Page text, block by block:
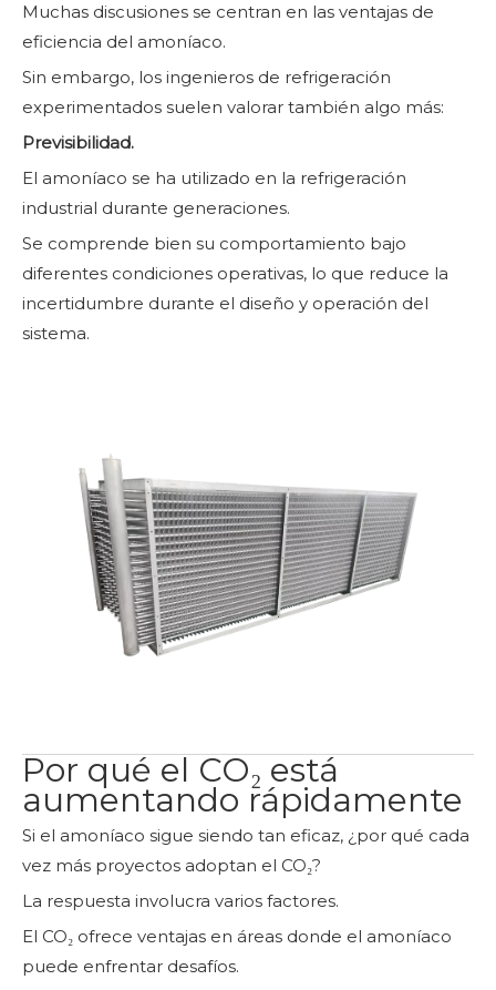
Muchas discusiones se centran en las ventajas de
eficiencia del amoníaco.
Sin embargo, los ingenieros de refrigeración
experimentados suelen valorar también algo más:
Previsibilidad.
El amoníaco se ha utilizado en la refrigeración
industrial durante generaciones.
Se comprende bien su comportamiento bajo
diferentes condiciones operativas, lo que reduce la
incertidumbre durante el diseño y operación del
sistema.
Por qué el CO₂ está
aumentando rápidamente
Si el amoníaco sigue siendo tan eficaz, ¿por qué cada
vez más proyectos adoptan el CO₂?
La respuesta involucra varios factores.
El CO₂ ofrece ventajas en áreas donde el amoníaco
puede enfrentar desafíos.